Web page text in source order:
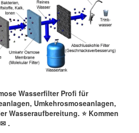
Wasserfilter Profi für
Umkehrosmoseanlagen,
Wasseraufbereitung. ⭐ Kommen
✉ .